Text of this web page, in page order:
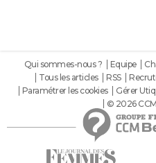
Qui sommes-nous ? Equipe
Tous les articles
RSS
Paramétrer les cookies
Gérer Utiq
© 2026